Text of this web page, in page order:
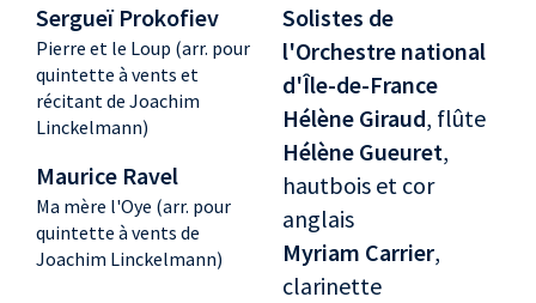
Sergueï Prokofiev
Pierre et le Loup (arr. pour
quintette à vents et
récitant de Joachim
Linckelmann)
Maurice Ravel
Ma mère l'Oye (arr. pour
quintette à vents de
Joachim Linckelmann)
Solistes de
l'Orchestre national
d'Île-de-France
Hélène Giraud, flûte
Hélène Gueuret,
hautbois et cor
anglais
Myriam Carrier,
clarinette